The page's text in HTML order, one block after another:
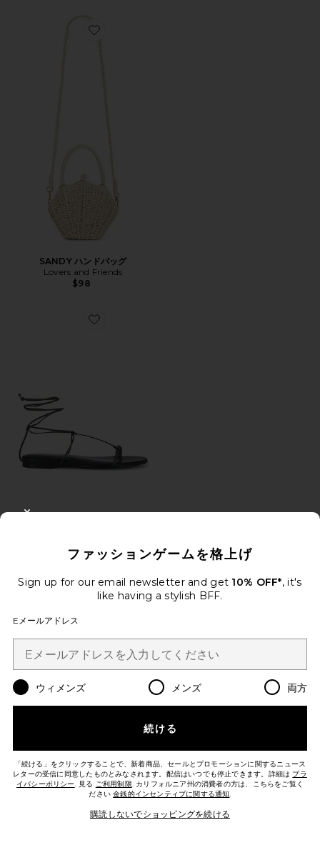
Favorite SANDY ハンドバッグ
SANDY ハンドバッグ
Lovers and Friends
$98
Favorite ELISA サンダル
ELISA サンダル
RAYE
ファッションゲームを格上げ
Sign up for our email newsletter and get 10% OFF*, it's
like having a stylish BFF.
Eメールアドレス
ウィメンズ メンズ 両方
続ける
「続ける」をクリックすることで、新着商品、セールとプロモーションに関するニュース
レターの受信に同意したものとみなされます。配信はいつでも停止できます。詳細は プラ
イバシーポリシー. 見る ご利用制限. カリフォルニア州の消費者の方は、こちらをご覧く
ださい金銭的インセンティブに関する通知.
購読しないでショッピングを続ける